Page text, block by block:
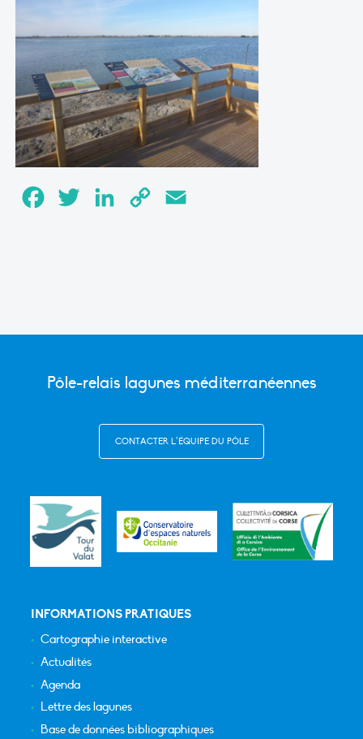
FacebookTwitter LinkedInCopy
Pôle-relais lagunes méditerranéennes
CONTACTER L’ÉQUIPE DU PÔLE
INFORMATIONS PRATIQUES
Cartographie interactive
Actualités
Agenda
Lettre des lagunes
Base de données bibliographiques